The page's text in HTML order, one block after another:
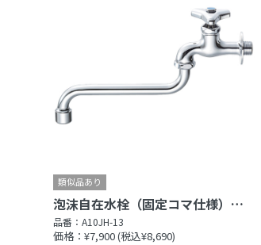
泡沫自在水栓（固定コマ仕様）［共用形］
品番：A10JH-13
価格：¥7,900(税込¥8,690)